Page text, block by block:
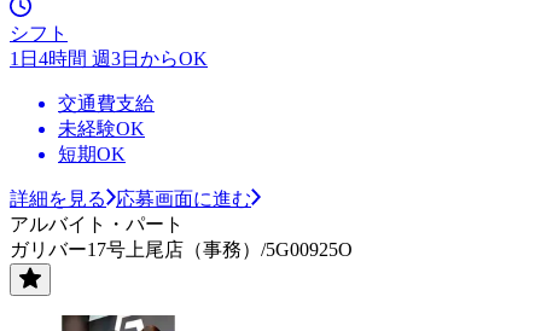
シフト
1日4時間 週3日からOK
交通費支給
未経験OK
短期OK
詳細を見る
応募画面に進む
アルバイト・パート
ガリバー17号上尾店（事務）/5G00925O